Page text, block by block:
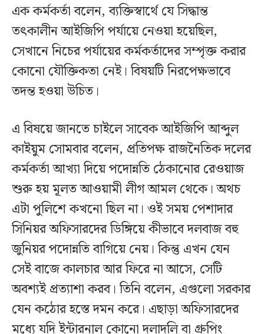
এক কর্মকর্তা বলেন, ব্যক্তিস্বার্থে যে সিদ্ধান্ত
তৎকালীন আইজিপি পর্যায়ে নেওয়া হয়েছিল,
সেখানে নিচের পর্যায়ের কর্মকর্তাদের সম্পৃক্ত করার
কোনো যৌক্তিকতা নেই। বিষয়টি নিরপেক্ষভাবে
তদন্ত হওয়া উচিত।
এ বিষয়ে জানতে চাইলে সাবেক আইজিপি আব্দুল
কাইয়ুম সোমবার বলেন, প্রতিপক্ষ রাজনৈতিক দলের
কর্মকর্তা আখ্যা দিয়ে পদোন্নতি ঠেকানোর রেওয়াজ
শুরু হয় মূলত আওয়ামী লীগ আমল থেকে। অথচ
এটা পুলিশে কখনো ছিল না। ওই সময় পেশাদার
সিনিয়র অফিসারদের ডিঙ্গিয়ে কীভাবে দলবাজ বহু
জুনিয়র পদোন্নতি বাগিয়ে নেয়। কিন্তু এখন যেন
সেই বাজে কালচার আর ফিরে না আসে, সেটি
অবশ্যই প্রত্যাশা করব। তিনি বলেন, এগুলো সরকার
যেন কঠোর হস্তে দমন করে। এছাড়া অফিসারদের
মধ্যে যদি ইন্টারনাল কোনো দলাদলি বা গ্রুপিং